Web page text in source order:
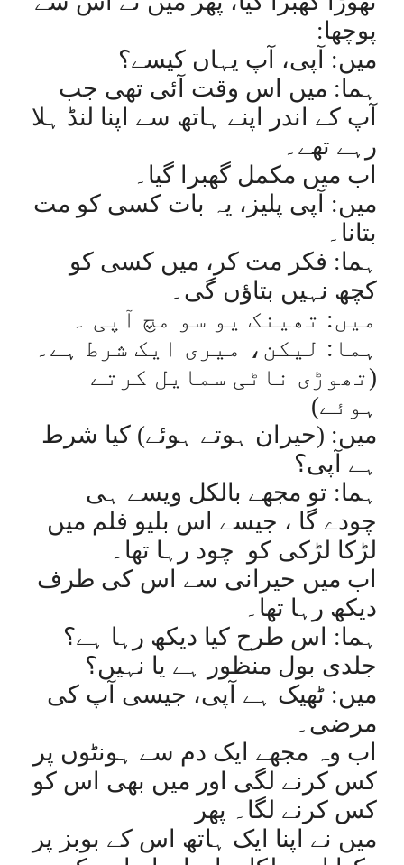
پوچھا:
میں: آپی، آپ یہاں کیسے؟
ہما: میں اس وقت آئی تھی جب
آپ کے اندر اپنے ہاتھ سے اپنا لنڈ ہلا
رہے تھے۔
اب میں مکمل گھبرا گیا۔
میں: آپی پلیز، یہ بات کسی کو مت
بتانا۔
ہما: فکر مت کر، میں کسی کو
کچھ نہیں بتاؤں گی۔
میں: تھینک یو سو مچ آپی ۔
ہما: لیکن، میری ایک شرط ہے۔
(تھوڑی ناٹی سمایل کرتے
ہوئے)
میں: (حیران ہوتے ہوئے) کیا شرط
ہے آپی؟
ہما: تو مجھے بالکل ویسے ہی
چودے گا ، جیسے اس بلیو فلم میں
لڑکا لڑکی کو چود رہا تھا۔
اب میں حیرانی سے اس کی طرف
دیکھ رہا تھا۔
ہما: اس طرح کیا دیکھ رہا ہے؟
جلدی بول منظور ہے یا نہیں؟
میں: ٹھیک ہے آپی، جیسی آپ کی
مرضی۔
اب وہ مجھے ایک دم سے ہونٹوں پر
کس کرنے لگی اور میں بھی اس کو
کس کرنے لگا۔ پھر
میں نے اپنا ایک ہاتھ اس کے بوبز پر